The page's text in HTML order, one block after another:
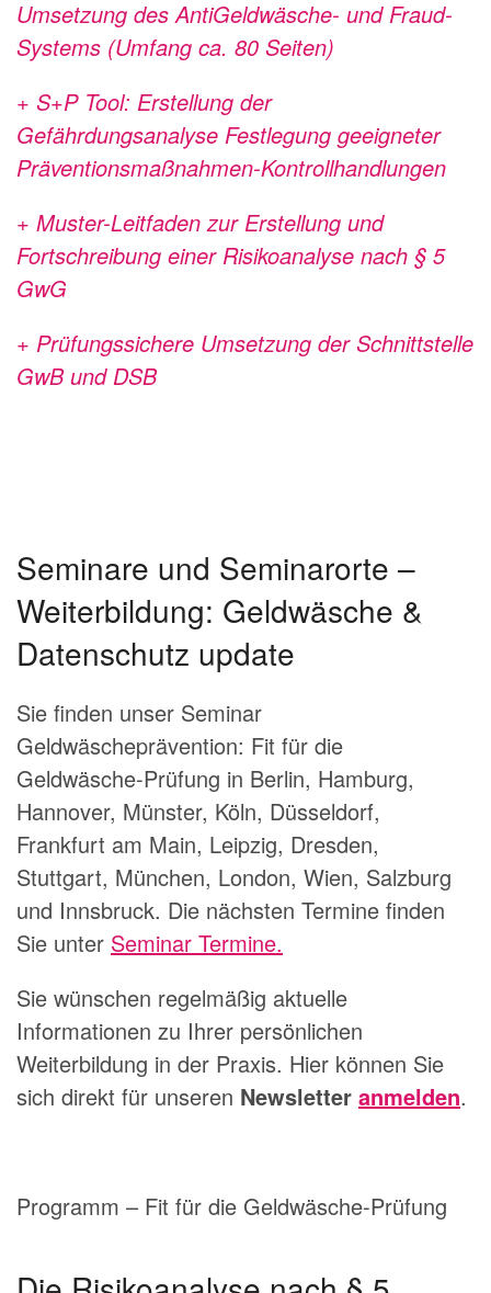
Umsetzung des AntiGeldwäsche- und Fraud-
Systems (Umfang ca. 80 Seiten)
+ S+P Tool: Erstellung der
Gefährdungsanalyse Festlegung geeigneter
Präventionsmaßnahmen-Kontrollhandlungen
+ Muster-Leitfaden zur Erstellung und
Fortschreibung einer Risikoanalyse nach § 5
GwG
+ Prüfungssichere Umsetzung der Schnittstelle
GwB und DSB
Seminare und Seminarorte –
Weiterbildung: Geldwäsche &
Datenschutz update
Sie finden unser Seminar
Geldwäscheprävention: Fit für die
Geldwäsche-Prüfung in Berlin, Hamburg,
Hannover, Münster, Köln, Düsseldorf,
Frankfurt am Main, Leipzig, Dresden,
Stuttgart, München, London, Wien, Salzburg
und Innsbruck. Die nächsten Termine finden
Sie unter Seminar Termine.
Sie wünschen regelmäßig aktuelle
Informationen zu Ihrer persönlichen
Weiterbildung in der Praxis. Hier können Sie
sich direkt für unseren Newsletter anmelden.
Programm – Fit für die Geldwäsche-Prüfung